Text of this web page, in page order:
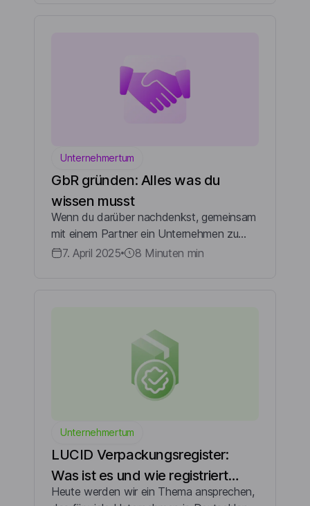
Unternehmertum
GbR gründen: Alles was du
wissen musst
Wenn du darüber nachdenkst, gemeinsam
mit einem Partner ein Unternehmen zu
starten und eine einfache, kostengünstige
7. April 2025 8 Minuten min
Unternehmertum
LUCID Verpackungsregister:
Was ist es und wie registriert
man sich?
Heute werden wir ein Thema ansprechen,